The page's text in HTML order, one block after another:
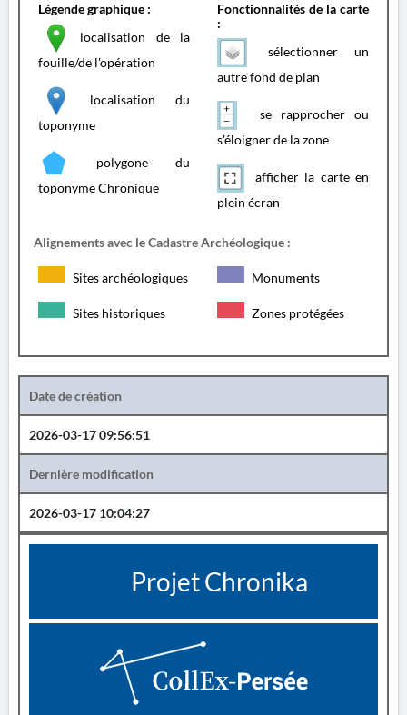
Légende graphique :
localisation de la
fouille/de l'opération
localisation du
toponyme
polygone du
toponyme Chronique
Fonctionnalités de la carte
:
sélectionner un
autre fond de plan
se rapprocher ou
s'éloigner de la zone
afficher la carte en
plein écran
Alignements avec le Cadastre Archéologique :
Sites archéologiques Monuments
Sites historiques Zones protégées
Date de création
2026-03-17 09:56:51
Dernière modification
2026-03-17 10:04:27
Projet Chronika